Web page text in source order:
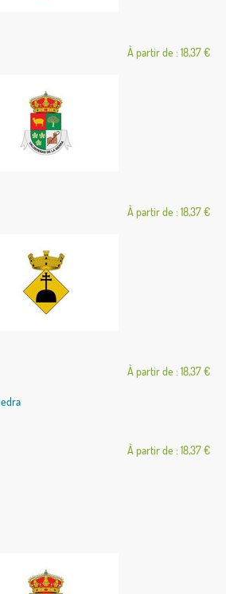
À partir de : 18,37 €
À partir de : 18,37 €
À partir de : 18,37 €
À partir de : 18,37 €